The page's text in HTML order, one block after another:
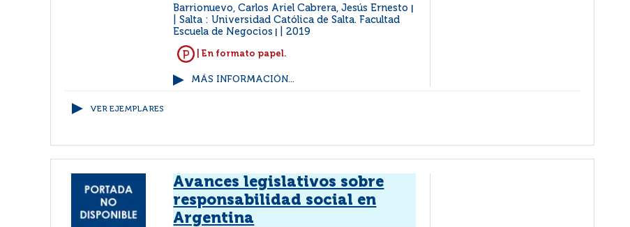
Barrionuevo, Carlos Ariel Cabrera, Jesús Ernesto
Salta : Universidad Católica de Salta. Facultad
Escuela de Negocios
2019
| En formato papel.
MÁS INFORMACIÓN...
VER EJEMPLARES
Avances legislativos sobre
responsabilidad social en
Argentina